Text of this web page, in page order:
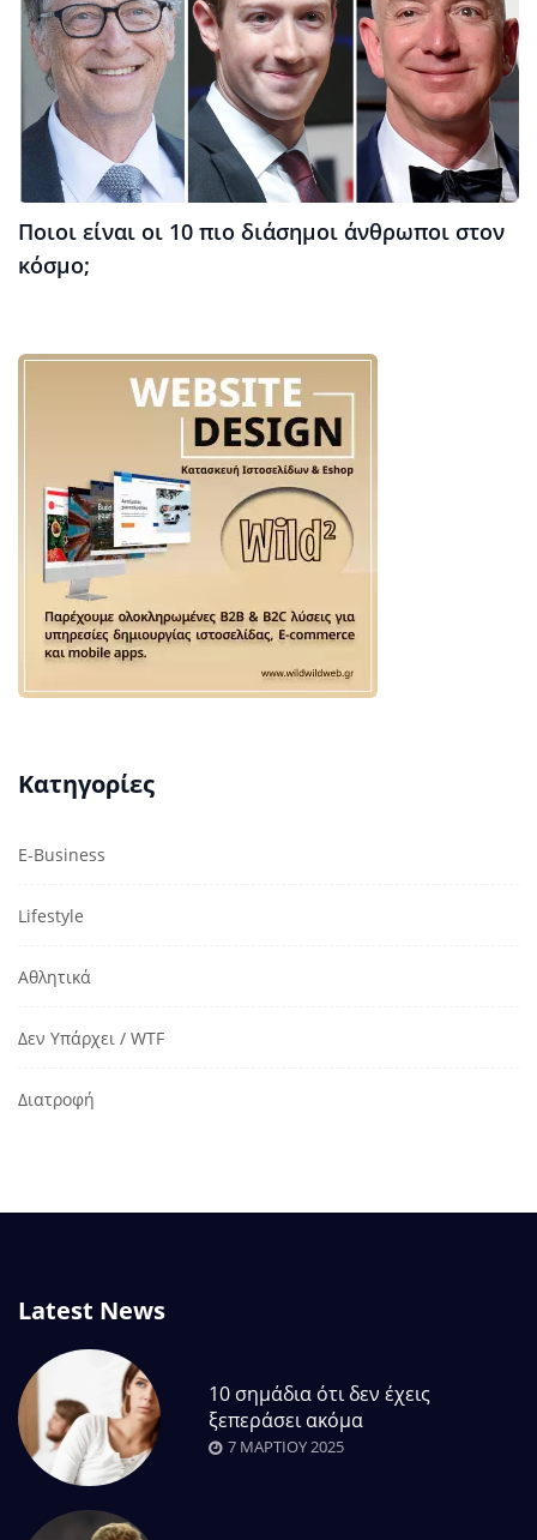
Ποιοι είναι οι 10 πιο διάσημοι άνθρωποι στον
κόσμο;
Κατηγορίες
E-Business
Lifestyle
Αθλητικά
Δεν Υπάρχει / WTF
Διατροφή
Latest News
10 σημάδια ότι δεν έχεις
ξεπεράσει ακόμα
7 ΜΑΡΤΊΟΥ 2025